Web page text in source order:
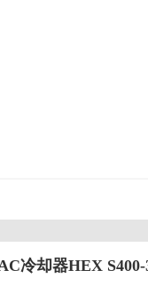
冷却器HEX S400-